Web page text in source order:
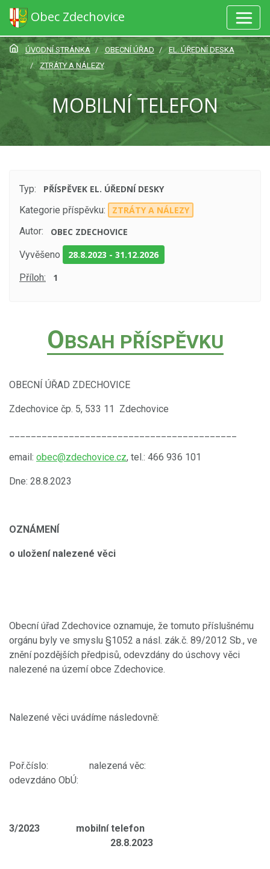
Obec Zdechovice
ÚVODNÍ STRÁNKA OBECNÍ ÚŘAD
EL. ÚŘEDNÍ DESKA
ZTRÁTY A NÁLEZY
MOBILNÍ TELEFON
Typ:
PŘÍSPĚVEK EL. ÚŘEDNÍ DESKY
Kategorie příspěvku:
ZTRÁTY A NÁLEZY
Autor:
OBEC ZDECHOVICE
Vyvěšeno 28.8.2023 -31.12.2026
Příloh: 1
OBSAH PŘÍSPĚVKU
OBECNÍ ÚŘAD ZDECHOVICE
Zdechovice čp. 5, 533 11 Zdechovice
email: obec@zdechovice.cz, tel.: 466 936 101
Dne: 28.8.2023
OZNÁMENÍ
o uložení nalezené věci
Obecní úřad Zdechovice oznamuje, že tomuto příslušnému
orgánu byly ve smyslu §1052 a násl. zák.č. 89/2012 Sb., ve
znění pozdějších předpisů, odevzdány do úschovy věci
nalezené na území obce Zdechovice.
Nalezené věci uvádíme následovně:
Poř.číslo: nalezená věc:
odevzdáno ObÚ:
3/2023 mobilní telefon
28.8.2023